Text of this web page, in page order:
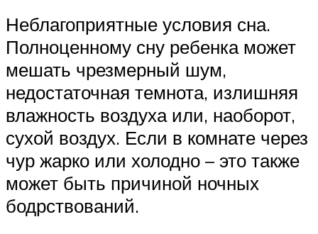
Неблагоприятные условия сна.
Полноценному сну ребенка может
мешать чрезмерный шум,
недостаточная темнота, излишняя
влажность воздуха или, наоборот,
сухой воздух. Если в комнате через
чур жарко или холодно – это также
может быть причиной ночных
бодрствований.